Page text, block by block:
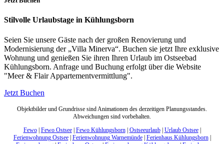
Stilvolle Urlaubstage in Kühlungsborn
Seien Sie unsere Gäste nach der großen Renovierung und
Modernisierung der „Villa Minerva“. Buchen sie jetzt Ihre exklusive
Wohnung und genießen Sie ihren Ihren Urlaub im Ostseebad
Kühlungsborn. Anfrage und Buchung erfolgt über die Website
"Meer & Flair Appartementvermittlung".
Jetzt Buchen
Objektbilder und Grundrisse sind Animationen des derzeitigen Planungsstandes.
Abweichungen sind vorbehalten.
Fewo| Fewo Ostsee| Fewo Kühlungsborn| Ostseeurlaub| Urlaub Ostsee|
Ferienwohnung Ostsee| Ferienwohnung Warnemünde| Ferienhaus Kühlungsborn|